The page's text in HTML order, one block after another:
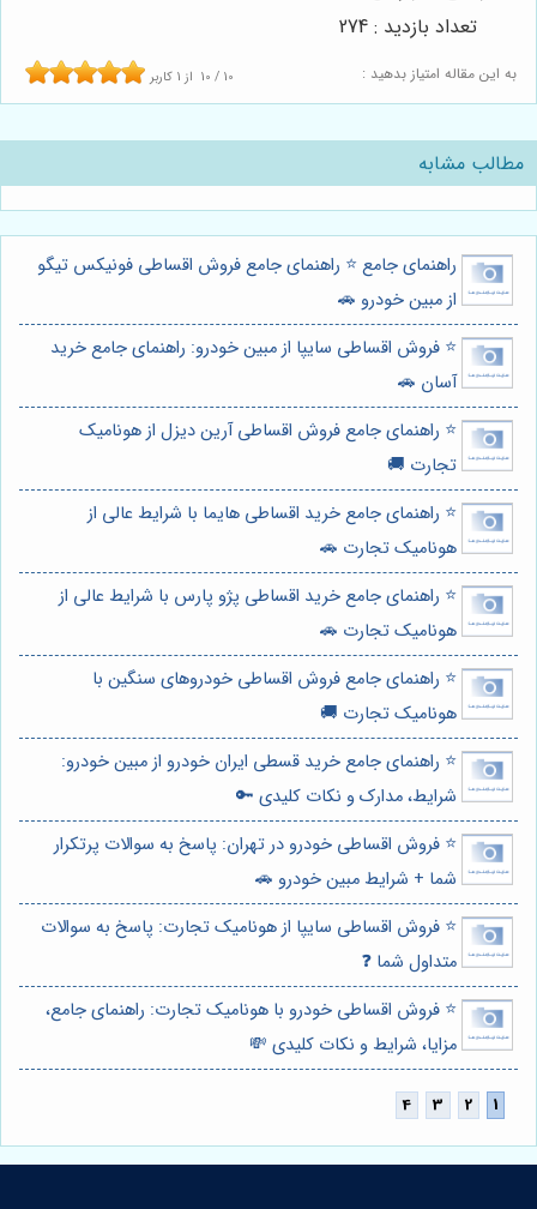
به این مقاله امتیاز بدهید : 10 / 10 از 1 کاربر
تعداد بازدید : 274
مطالب مشابه
راهنمای جامع ⭐️ راهنمای جامع فروش اقساطی فونیکس تیگو
از مبین خودرو 🚗
⭐️ فروش اقساطی سایپا از مبین خودرو: راهنمای جامع خرید
آسان 🚗
⭐️ راهنمای جامع فروش اقساطی آرین دیزل از هونامیک
تجارت 🚚
⭐️ راهنمای جامع خرید اقساطی هایما با شرایط عالی از
هونامیک تجارت 🚗
⭐️ راهنمای جامع خرید اقساطی پژو پارس با شرایط عالی از
هونامیک تجارت 🚗
⭐️ راهنمای جامع فروش اقساطی خودروهای سنگین با
هونامیک تجارت 🚚
⭐️ راهنمای جامع خرید قسطی ایران خودرو از مبین خودرو:
شرایط، مدارک و نکات کلیدی 🔑
⭐️ فروش اقساطی خودرو در تهران: پاسخ به سوالات پرتکرار
شما + شرایط مبین خودرو 🚗
⭐️ فروش اقساطی سایپا از هونامیک تجارت: پاسخ به سوالات
متداول شما ❓
⭐️ فروش اقساطی خودرو با هونامیک تجارت: راهنمای جامع،
مزایا، شرایط و نکات کلیدی 💸